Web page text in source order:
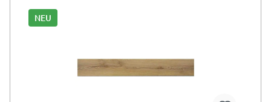
NEU